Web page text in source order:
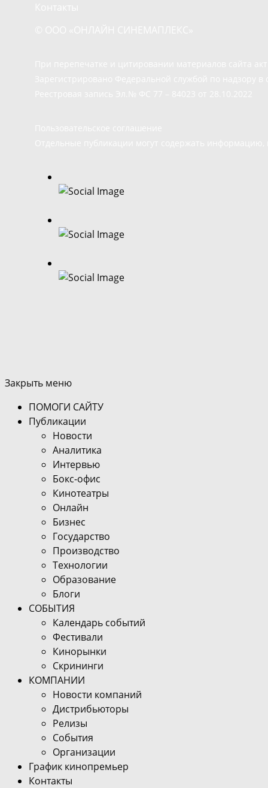
Закрыть меню
ПОМОГИ САЙТУ
Публикации
Новости
Аналитика
Интервью
Бокс-офис
Кинотеатры
Онлайн
Бизнес
Государство
Производство
Технологии
Образование
Блоги
СОБЫТИЯ
Календарь событий
Фестивали
Кинорынки
Скрининги
КОМПАНИИ
Новости компаний
Дистрибьюторы
Релизы
События
Организации
График кинопремьер
Контакты